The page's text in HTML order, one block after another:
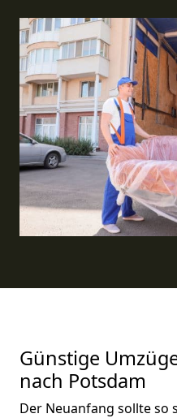
Günstige
nach Potsdam
Der Neuanfang sollte so